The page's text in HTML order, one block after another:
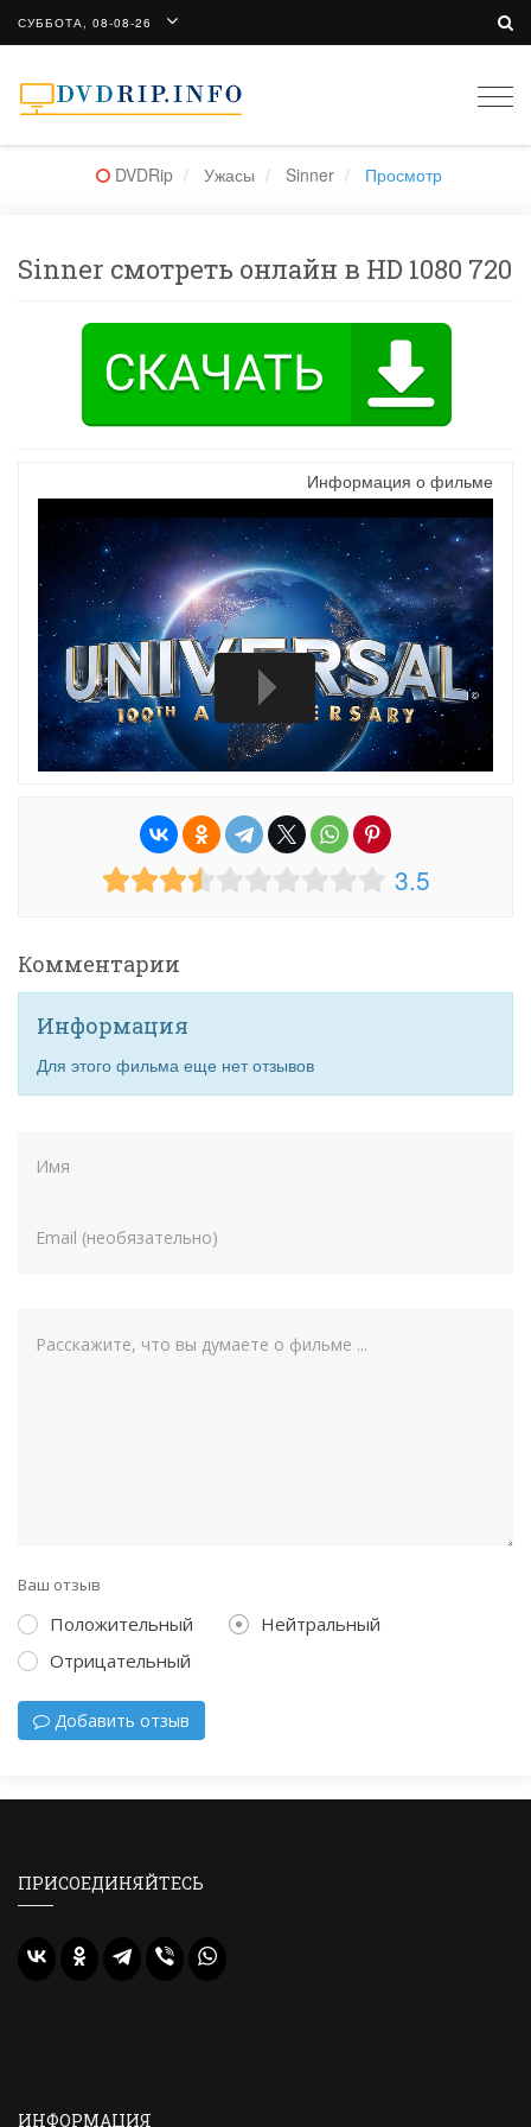
СУББОТА, 08-08-26
DVDRip Ужасы Sinner Просмотр
Sinner смотреть онлайн в HD 1080 720
Информация о фильме
3.5
Комментарии
Информация
Для этого фильма еще нет отзывов
Ваш отзыв
Положительный
Нейтральный
Отрицательный
Добавить отзыв
ПРИСОЕДИНЯЙТЕСЬ
ИНФОРМАЦИЯ